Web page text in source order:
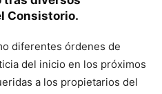
Consistorio.
diferentes órdenes de
del inicio en los próximos
a los propietarios del